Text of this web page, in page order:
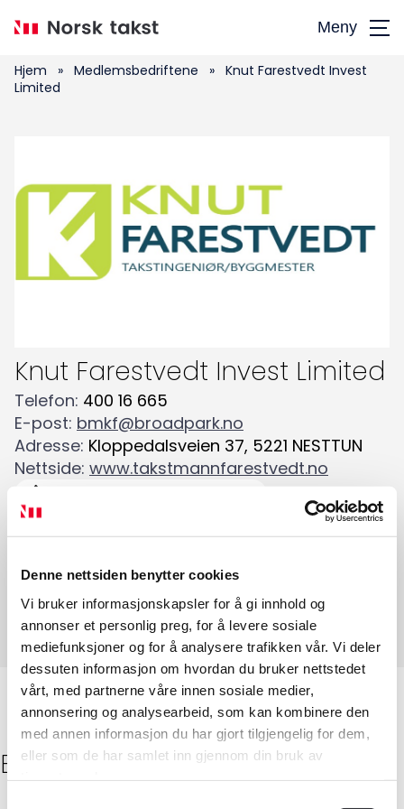
Denne nettsiden benytter cookies
Vi bruker informasjonskapsler for å gi innhold og
annonser et personlig preg, for å levere sosiale
mediefunksjoner og for å analysere trafikken vår. Vi deler
dessuten informasjon om hvordan du bruker nettstedet
vårt, med partnerne våre innen sosiale medier,
annonsering og analysearbeid, som kan kombinere den
med annen informasjon du har gjort tilgjengelig for dem,
eller som de har samlet inn gjennom din bruk av
hovedinnhold
Meny
Hjem » Medlemsbedriftene » Knut Farestvedt Invest
Limited
Knut Farestvedt Invest Limited
Telefon: 400 16 665
E-post: bmkf@broadpark.no
Adresse: Kloppedalsveien 37, 5221 NESTTUN
Nettside: www.takstmannfarestvedt.no
Tilstandsanalyse av boligeiendom
Verditaksering av bolig
Byggmester Knut Farestvedt